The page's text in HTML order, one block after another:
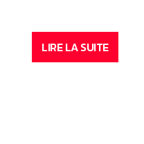
LIRE LA SUITE